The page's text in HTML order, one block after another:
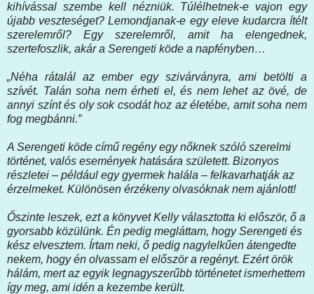
kihívással szembe kell nézniük. Túlélhetnek-e vajon egy
újabb veszteséget? Lemondjanak-e egy eleve kudarcra ítélt
szerelemről? Egy szerelemről, amit ha elengednek,
szertefoszlik, akár a Serengeti köde a napfényben…
„Néha rátalál az ember egy szivárványra, ami betölti a
szívét. Talán soha nem érheti el, és nem lehet az övé, de
annyi színt és oly sok csodát hoz az életébe, amit soha nem
fog megbánni.”
A Serengeti köde című regény egy nőknek szóló szerelmi
történet, valós események hatására született. Bizonyos
részletei – például egy gyermek halála – felkavarhatják az
érzelmeket. Különösen érzékeny olvasóknak nem ajánlott!
Őszinte leszek, ezt a könyvet Kelly választotta ki először, ő a
gyorsabb közülünk. Én pedig megláttam, hogy Serengeti és
kész elvesztem. Írtam neki, ő pedig nagylelkűen átengedte
nekem, hogy én olvassam el először a regényt. Ezért örök
hálám, mert az egyik legnagyszerűbb történetet ismerhettem
így meg, ami idén a kezembe került.